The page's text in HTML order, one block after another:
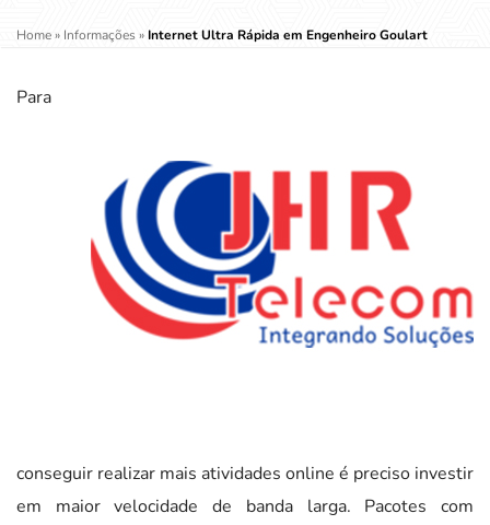
Home» Informações» Internet Ultra Rápida em Engenheiro Goulart
Para
conseguir realizar mais atividades online é preciso investir
em maior velocidade de banda larga. Pacotes com